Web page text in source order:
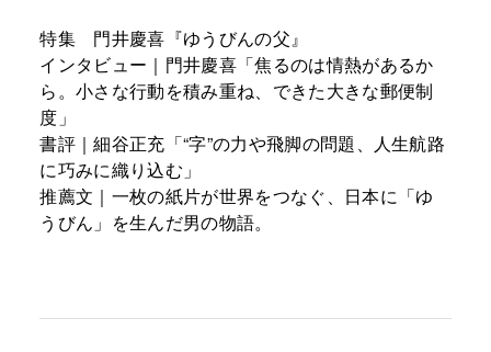
特集 門井慶喜『ゆうびんの父』
インタビュー｜門井慶喜「焦るのは情熱があるか
ら。小さな行動を積み重ね、できた大きな郵便制
度」
書評｜細谷正充「“字”の力や飛脚の問題、人生航路
に巧みに織り込む」
推薦文｜一枚の紙片が世界をつなぐ、日本に「ゆ
うびん」を生んだ男の物語。